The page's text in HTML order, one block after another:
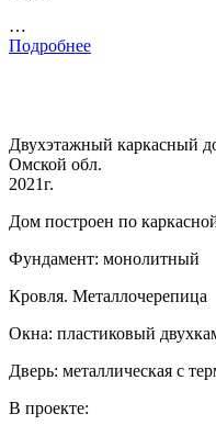
…
Подробнее
Двухэтажный каркасный
Омской обл.
2021г.
Дом построен по
Фундамент: монолитный
Кровля. Металлочерепица
Окна: пластиковый
Дверь: металлическая с
В проекте: